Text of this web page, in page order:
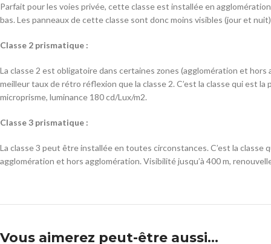
Parfait pour les voies privée, cette classe est installée en
bas. Les panneaux de cette classe sont donc moins visibles (jour et
Classe 2 prismatique :
La classe 2 est obligatoire dans certaines zones (agglomération et
meilleur taux de rétro réflexion que la classe 2. C’est la classe qui est
microprisme, luminance 180 cd/Lux/m2.
Classe 3 prismatique :
La classe 3 peut être installée en toutes circonstances. C’est la
agglomération et hors agglomération. Visibilité jusqu’à 400 m,
Vous aimerez peut-être aussi…